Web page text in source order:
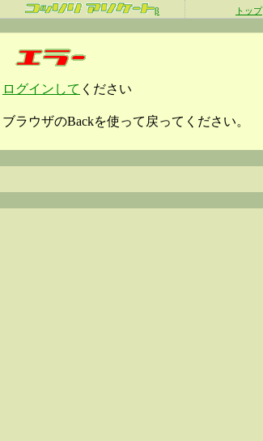
β トップ
ログインして ください
ブラウザのBackを使って戻ってください。